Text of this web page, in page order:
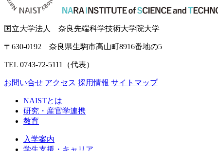
国立大学法人 奈良先端科学技術大学院大学
〒630-0192 奈良県生駒市高山町8916番地の5
TEL 0743-72-5111（代表）
お問い合せ アクセス 採用情報 サイトマップ
NAISTとは
研究・産官学連携
教育
入学案内